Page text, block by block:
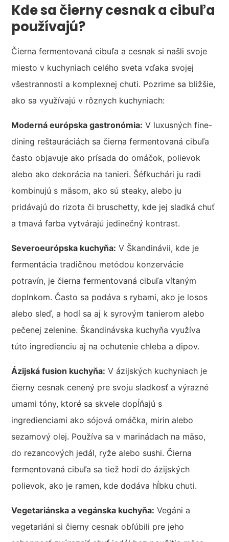
Kde sa čierny cesnak a cibuľa
používajú?
Čierna fermentovaná cibuľa a cesnak si našli svoje
miesto v kuchyniach celého sveta vďaka svojej
všestrannosti a komplexnej chuti. Pozrime sa bližšie,
ako sa využívajú v rôznych kuchyniach:
Moderná európska gastronómia: V luxusných fine-
dining reštauráciách sa čierna fermentovaná cibuľa
často objavuje ako prísada do omáčok, polievok
alebo ako dekorácia na tanieri. Šéfkuchári ju radi
kombinujú s mäsom, ako sú steaky, alebo ju
pridávajú do rizota či bruschetty, kde jej sladká chuť
a tmavá farba vytvárajú jedinečný kontrast.
Severoeurópska kuchyňa: V Škandinávii, kde je
fermentácia tradičnou metódou konzervácie
potravín, je čierna fermentovaná cibuľa vítaným
doplnkom. Často sa podáva s rybami, ako je losos
alebo sleď, a hodí sa aj k syrovým tanierom alebo
pečenej zelenine. Škandinávska kuchyňa využíva
túto ingredienciu aj na ochutenie chleba a dipov.
Ázijská fusion kuchyňa: V ázijských kuchyniach je
čierny cesnak cenený pre svoju sladkosť a výrazné
umami tóny, ktoré sa skvele dopĺňajú s
ingredienciami ako sójová omáčka, mirin alebo
sezamový olej. Používa sa v marinádach na mäso,
do rezancových jedál, ryže alebo sushi. Čierna
fermentovaná cibuľa sa tiež hodí do ázijských
polievok, ako je ramen, kde dodáva hĺbku chuti.
Vegetariánska a vegánska kuchyňa: Vegáni a
vegetariáni si čierny cesnak obľúbili pre jeho